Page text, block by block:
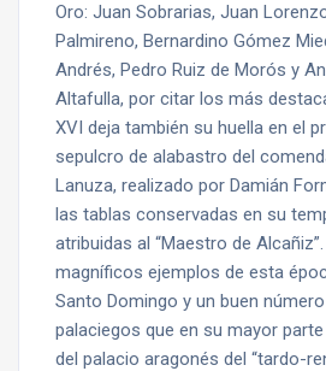
Oro: Juan Sobrarias, Juan
Palmireno, Bernardino Gómez
Andrés, Pedro Ruiz de Morós y
Altafulla, por citar los más
XVI deja también su huella en el
sepulcro de alabastro del
Lanuza, realizado por Damián
las tablas conservadas en su
atribuidas al “Maestro de
magníficos ejemplos de esta
Santo Domingo y un buen
palaciegos que en su mayor
del palacio aragonés del “tardo-